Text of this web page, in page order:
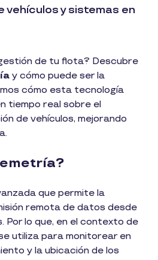
y sistemas en
de tu flota? Descubre
y cómo puede ser la
cómo esta tecnología
tiempo real sobre el
de vehículos, mejorando
que permite la
remota de datos desde
Por lo que, en el contexto de
utiliza para monitorear en
y la ubicación de los